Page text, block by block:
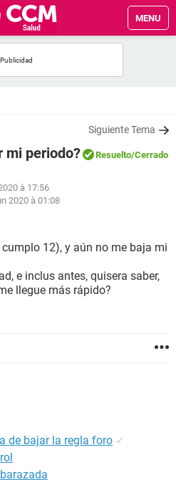
MENU
Siguiente Tema
mi periodo? Resuelto/Cerrado
à 17:56
2020 à 01:08
12), y aún no me baja mi
e inclus antes, quisera saber,
llegue más rápido?
de bajar la regla foro ✓